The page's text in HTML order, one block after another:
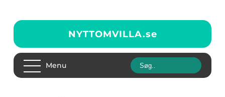
NYTTOMVILLA.se
Menu